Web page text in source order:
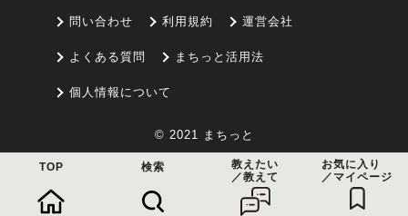
問い合わせ 利用規約 運営会社
よくある質問 まちっと活用法
個人情報について
© 2021 まちっと
TOP 検索
教えたい
／教えて
お気に入り
／マイページ